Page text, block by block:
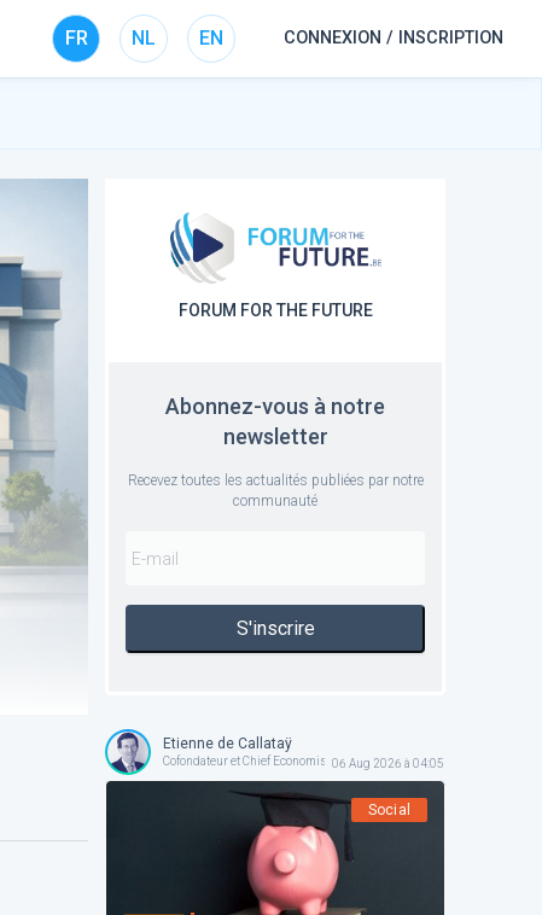
FR NL EN CONNEXION / INSCRIPTION
FORUM FOR THE FUTURE
Abonnez-vous à notre
newsletter
Recevez toutes les actualités publiées par notre
communauté
S'inscrire
Etienne de Callataÿ
Cofondateur et Chief Economist @ Orcadia Asset Management
06 Aug 2026 à 04:05
Social